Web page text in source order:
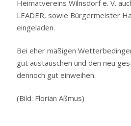
Heimatvereins Wilnsdorf e. V.
LEADER, sowie Bürgermeister
eingeladen.
Bei eher mäßigen
gut austauschen und den neu
dennoch gut einweihen.
(Bild: Florian Aßmus)